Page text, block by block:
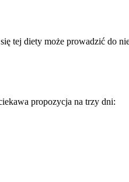
się tej diety może prowadzić do
propozycja na trzy dni: